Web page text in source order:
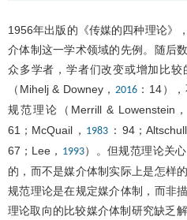
1956年出版的《传媒的四种理论》
介体制这一学术领域的先例。随后
众多学者，学者们改变或增加比
（Mihelj & Downey， 2016：14）
规范理论（Merrill & Lowenstein，
61；McQuail， 1983 ：94；Altschull
67；Lee， 1993）。但规范理论关
的，而不是媒介体制实际上是怎样
规范理论是在规定媒介体制，而非
理论取向的比较媒介体制研究缺乏